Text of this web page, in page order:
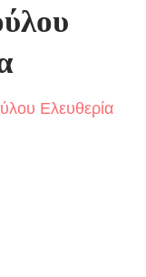
Ελευθερία